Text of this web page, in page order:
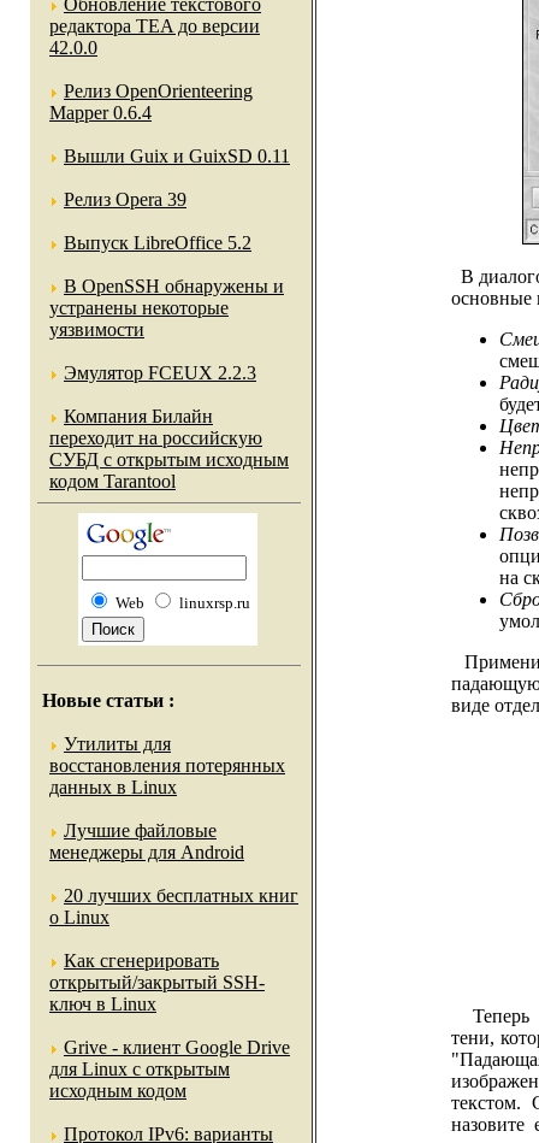
Обновление текстового
редактора TEA до версии
42.0.0
Релиз OpenOrienteering
Mapper 0.6.4
Вышли Guix и GuixSD 0.11
Релиз Opera 39
Выпуск LibreOffice 5.2
В OpenSSH обнаружены и
устранены некоторые
уязвимости
Эмулятор FCEUX 2.2.3
Компания Билайн
переходит на российскую
СУБД с открытым исходным
кодом Tarantool
Web linuxrsp.ru
Новые статьи :
Утилиты для
восстановления потерянных
данных в Linux
Лучшие файловые
менеджеры для Android
20 лучших бесплатных книг
о Linux
Как сгенерировать
открытый/закрытый SSH-
ключ в Linux
Grive - клиент Google Drive
для Linux с открытым
исходным кодом
Протокол IPv6: варианты
В
основные
на
падающую
виде
Теперь
тени,
текстом.
назовите